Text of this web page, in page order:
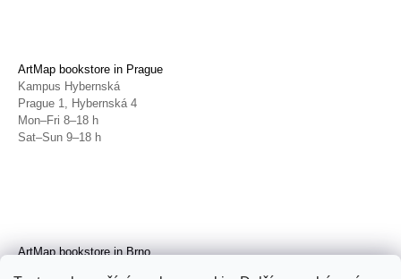
ArtMap bookstore in Prague
Kampus Hybernská
Prague 1, Hybernská 4
Mon–Fri 8–18 h
Sat–Sun 9–18 h
ArtMap bookstore in Brno